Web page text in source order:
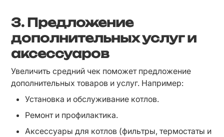
3. Предложение
дополнительных услуг и
аксессуаров
Увеличить средний чек поможет предложение
дополнительных товаров и услуг. Например:
Установка и обслуживание котлов.
Ремонт и профилактика.
Аксессуары для котлов (фильтры, термостаты и